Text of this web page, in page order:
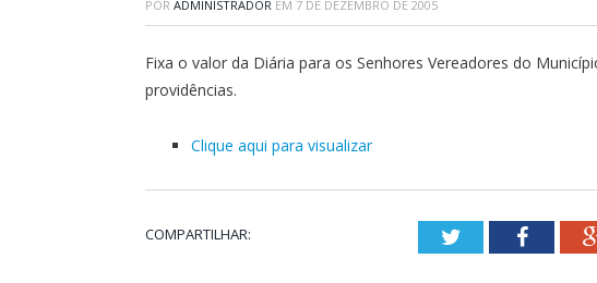
POR ADMINISTRADOR EM 7 DE DEZEMBRO DE 2005
Fixa o valor da Diária para os Senhores Vereadores do
providências.
Clique aqui para visualizar
COMPARTILHAR: Twitter